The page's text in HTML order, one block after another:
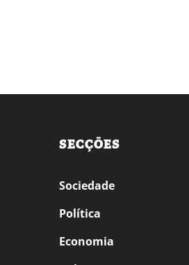
SECÇÕES
Sociedade
Política
Economia